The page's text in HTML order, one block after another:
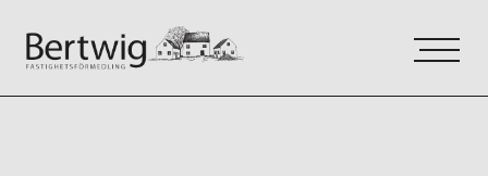
VÅRA TJÄNSTER